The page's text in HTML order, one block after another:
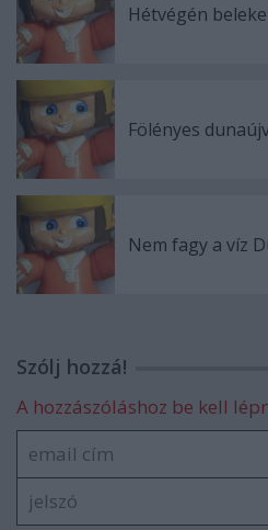
Hétvégén
Fölényes
Nem fagy a víz
Szólj hozzá!
A hozzászóláshoz be kell